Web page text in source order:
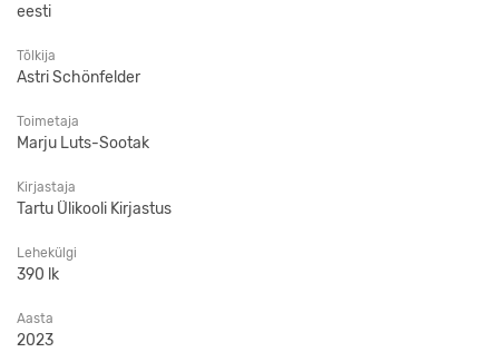
eesti
Tõlkija
Astri Schönfelder
Toimetaja
Marju Luts-Sootak
Kirjastaja
Tartu Ülikooli Kirjastus
Lehekülgi
390 lk
Aasta
2023